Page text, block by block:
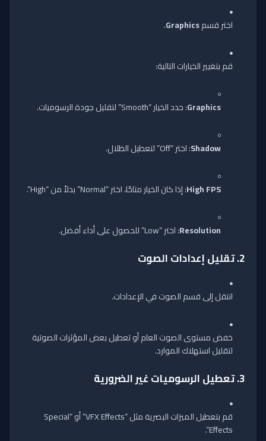
اختر قسمGraphics
.
قم بتغيير الخيارات التالية:
Graphics: حدد الخيار “Smooth” لتقليل جودة الرسوميات.
Shadow: اختر “Off” لتعطيل الظلال.
High FPS: إذا كان الخيار متاحًا، اختر “Normal” بدلاً من “High”.
Resolution: اختر “Low” للحصول على أداء أفضل.
2. تقليل إعدادات الصوت
انتقل إلى قسم الصوت في الإعدادات.
خفض مستوى الصوت العام أو تعطيل بعض المؤثرات الصوتية
لتقليل استهلاك الموارد.
3. تعطيل الرسوميات غير الضرورية
قم بتعطيل الميزات البصرية مثل “VFX Effects” أو “Special
Effects”.